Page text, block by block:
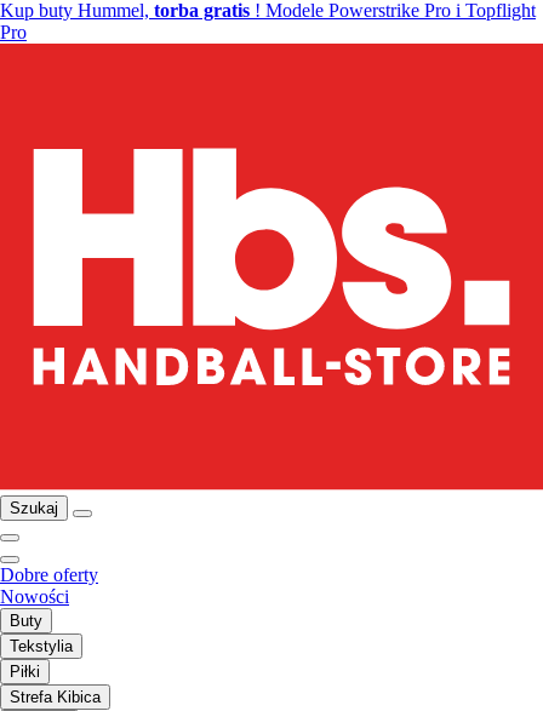
Kup buty Hummel, torba gratis ! Modele Powerstrike Pro i Topflight
Pro
Szukaj
Dobre oferty
Nowości
Buty
Tekstylia
Piłki
Strefa Kibica